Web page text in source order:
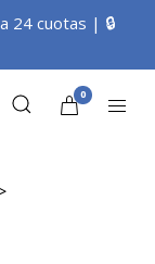
24 cuotas | 🔒
0